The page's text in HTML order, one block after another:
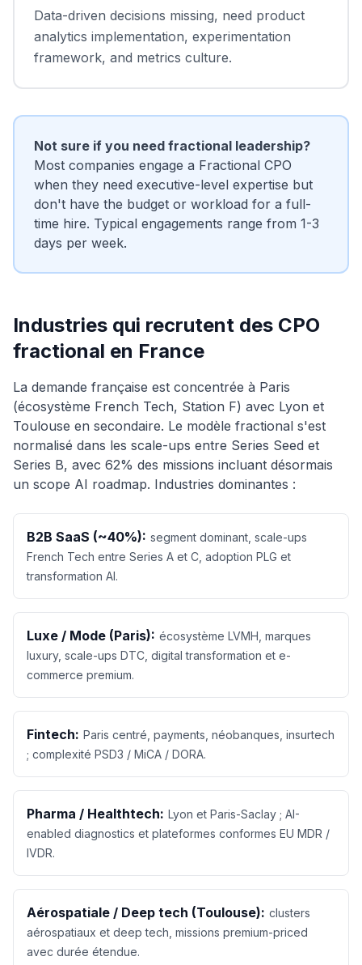
Data-driven decisions missing, need product
analytics implementation, experimentation
framework, and metrics culture.
Not sure if you need fractional leadership?
Most companies engage a Fractional CPO
when they need executive-level expertise but
don't have the budget or workload for a full-
time hire. Typical engagements range from 1-3
days per week.
Industries qui recrutent des CPO
fractional en France
La demande française est concentrée à Paris
(écosystème French Tech, Station F) avec Lyon et
Toulouse en secondaire. Le modèle fractional s'est
normalisé dans les scale-ups entre Series Seed et
Series B, avec 62% des missions incluant désormais
un scope AI roadmap. Industries dominantes :
B2B SaaS (~40%): segment dominant, scale-ups
French Tech entre Series A et C, adoption PLG et
transformation AI.
Luxe / Mode (Paris): écosystème LVMH, marques
luxury, scale-ups DTC, digital transformation et e-
commerce premium.
Fintech: Paris centré, payments, néobanques, insurtech
; complexité PSD3 / MiCA / DORA.
Pharma / Healthtech: Lyon et Paris-Saclay ; AI-
enabled diagnostics et plateformes conformes EU MDR /
IVDR.
Aérospatiale / Deep tech (Toulouse): clusters
aérospatiaux et deep tech, missions premium-priced
avec durée étendue.